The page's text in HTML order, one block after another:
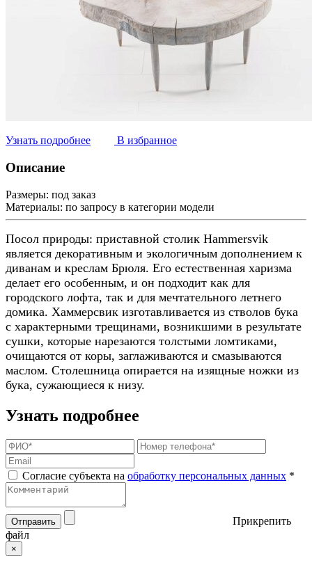
Узнать подробнее В избранное
Описание
Размеры: под заказ
Материалы: по запросу в категории модели
Посол природы: приставной столик Hammersvik
является декоративным и экологичным дополнением к
диванам и креслам Брюля. Его естественная харизма
делает его особенным, и он подходит как для
городского лофта, так и для мечтательного летнего
домика. Хаммерсвик изготавливается из стволов бука
с характерными трещинами, возникшими в результате
сушки, которые нарезаются толстыми ломтиками,
очищаются от коры, заглаживаются и смазываются
маслом. Столешница опирается на изящные ножки из
бука, сужающиеся к низу.
Узнать подробнее
Согласие субъекта на обработку персональных данных *
Отправить
Прикрепить
файл
×